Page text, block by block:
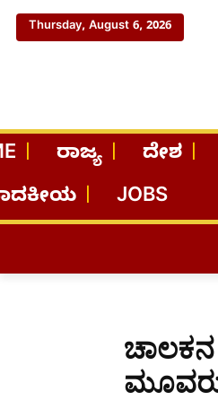
Thursday, August 6, 2026
ರಾಜ್ಯ ದೇಶ
JOBS
ಚಾಲಕನ
ಮೂವರು